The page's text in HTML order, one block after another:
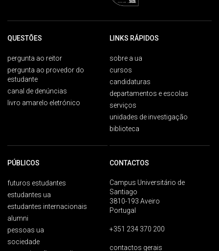
QUESTÕES
pergunta ao reitor
pergunta ao provedor do
estudante
canal de denúncias
livro amarelo eletrónico
LINKS RÁPIDOS
sobre a ua
cursos
candidaturas
departamentos e escolas
serviços
unidades de investigação
biblioteca
PÚBLICOS
futuros estudantes
estudantes ua
estudantes internacionais
alumni
pessoas ua
sociedade
CONTACTOS
Campus Universitário de
Santiago
3810-193 Aveiro
Portugal
+351 234 370 200
contactos gerais